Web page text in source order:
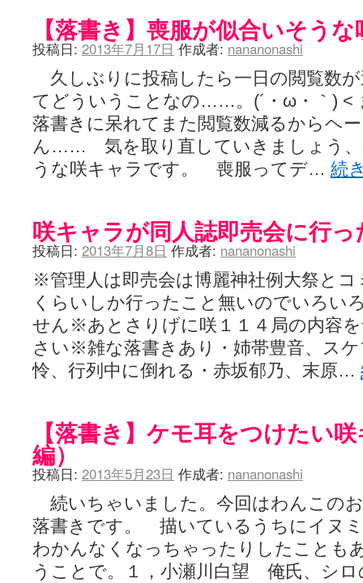
【落書き】喪服が似合いそう
投稿日: 2013年7月17日 作成者: nananonashi
久しぶりに投稿したら一日の閲覧数
てどういうことなの……。(´・ω・｀) <
落書きに呆れてまた閲覧数減るからヘ
ん…… 気を取り直していきましょう、
うな咲キャラです。 喪服ってデ… 続
咲キャラが同人誌即売会に行っ
投稿日: 2013年7月8日 作成者: nananonashi
※管理人は即売会は博麗神社例大祭と
くらいしか行ったこと無いのでいろい
せん※あとさりげに咲１１４局の内容
さい※雑な落書きあり・姉帯豊音、ス
怜、行列中に倒れる・赤坂郁乃、末原…
【落書き】ケモ耳をつけたい
編）
投稿日: 2013年5月23日 作成者: nananonashi
続いちゃいました。今回はわんこの
落書きです。 描いているうちにイヌ
わかんなくなっちゃったりしたことも
うことで。１，小瀬川白望 俺氏、シ